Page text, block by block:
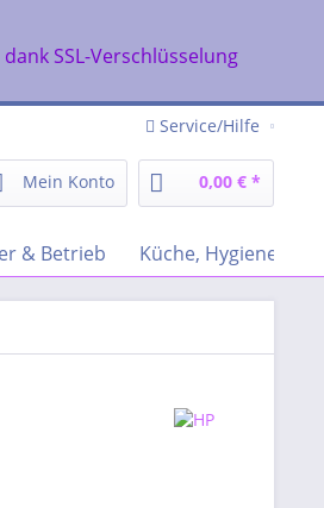
SSL-Verschlüsselung
Service/Hilfe
Mein Konto 0,00 € *
& Betrieb Küche, Hygiene &